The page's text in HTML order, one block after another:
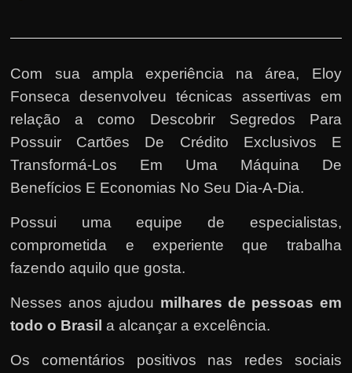
Com sua ampla experiência na área, Eloy
Fonseca desenvolveu técnicas assertivas em
relação a como Descobrir Segredos Para
Possuir Cartões De Crédito Exclusivos E
Transformá-Los Em Uma Máquina De
Benefícios E Economias No Seu Dia-A-Dia.
Possui uma equipe de especialistas,
comprometida e experiente que trabalha
fazendo aquilo que gosta.
Nesses anos ajudou milhares de pessoas em
todo o Brasil a alcançar a excelência.
Os comentários positivos nas redes sociais